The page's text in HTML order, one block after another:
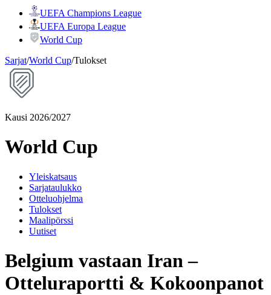
UEFA Champions League
UEFA Europa League
World Cup
Sarjat/World Cup/Tulokset
Kausi 2026/2027
World Cup
Yleiskatsaus
Sarjataulukko
Otteluohjelma
Tulokset
Maalipörssi
Uutiset
Belgium vastaan Iran –
Otteluraportti & Kokoonpanot